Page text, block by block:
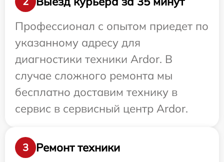
Профессионал с опытом приедет по
указанному адресу для
диагностики техники Ardor. В
случае сложного ремонта мы
бесплатно доставим технику в
сервис в сервисный центр Ardor.
3 Ремонт техники